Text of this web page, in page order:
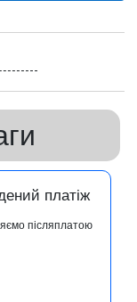
платіж
післяплатою